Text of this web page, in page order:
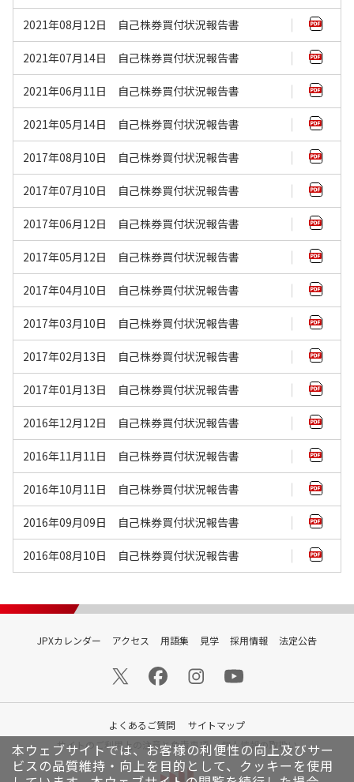
本ウェブサイトでは、お客様の利便性の向上及びサー
ビスの品質維持・向上を目的として、クッキーを使用
2021年08月12日 自己株券買付状況報告書
2021年07月14日 自己株券買付状況報告書
2021年06月11日 自己株券買付状況報告書
2021年05月14日 自己株券買付状況報告書
2017年08月10日 自己株券買付状況報告書
2017年07月10日 自己株券買付状況報告書
2017年06月12日 自己株券買付状況報告書
2017年05月12日 自己株券買付状況報告書
2017年04月10日 自己株券買付状況報告書
2017年03月10日 自己株券買付状況報告書
2017年02月13日 自己株券買付状況報告書
2017年01月13日 自己株券買付状況報告書
2016年12月12日 自己株券買付状況報告書
2016年11月11日 自己株券買付状況報告書
2016年10月11日 自己株券買付状況報告書
2016年09月09日 自己株券買付状況報告書
2016年08月10日 自己株券買付状況報告書
JPXカレンダー アクセス 用語集 見学 採用情報 法定公告
よくあるご質問
サイトマップ
サイトのご利用上の注意と免責事項
個人情報の取扱い